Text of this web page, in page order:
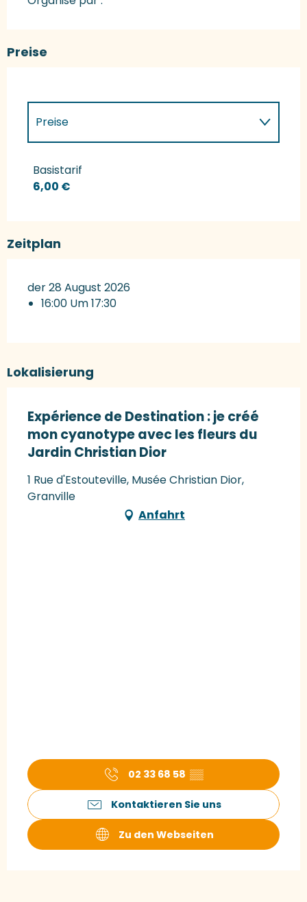
Preise
Preise
Preise 2027
Basistarif
6,00 €
Zeitplan
der 28 August 2026
16:00 Um 17:30
Lokalisierung
Expérience de Destination : je créé
mon cyanotype avec les fleurs du
Jardin Christian Dior
1 Rue d'Estouteville, Musée Christian Dior,
Granville
Anfahrt
02 33 68 58 ▒▒
Kontaktieren Sie uns
Zu den Webseiten